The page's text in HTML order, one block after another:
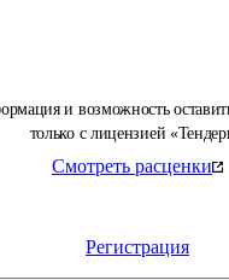
и возможность
только с лицензией
Смотреть расценки
Регистрация